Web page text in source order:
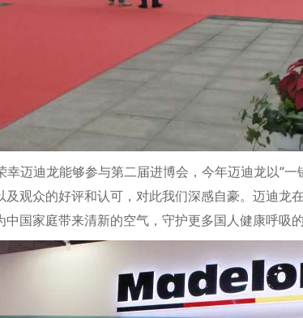
迈迪龙能够参与第二届进博会，今年迈迪龙以“
观众的好评和认可，对此我们深感自豪。迈迪龙
中国家庭带来清新的空气，守护更多国人健康呼吸的